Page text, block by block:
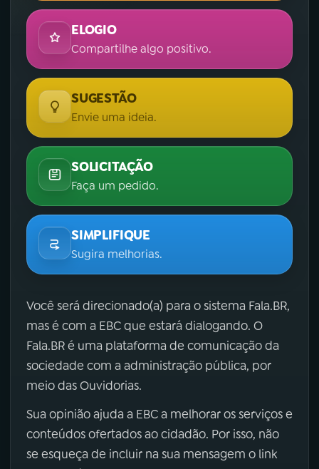
ELOGIO
Compartilhe algo positivo.
SUGESTÃO
Envie uma ideia.
SOLICITAÇÃO
Faça um pedido.
SIMPLIFIQUE
Sugira melhorias.
Você será direcionado(a) para o sistema Fala.BR,
mas é com a EBC que estará dialogando. O
Fala.BR é uma plataforma de comunicação da
sociedade com a administração pública, por
meio das Ouvidorias.
Sua opinião ajuda a EBC a melhorar os serviços e
conteúdos ofertados ao cidadão. Por isso, não
se esqueça de incluir na sua mensagem o link